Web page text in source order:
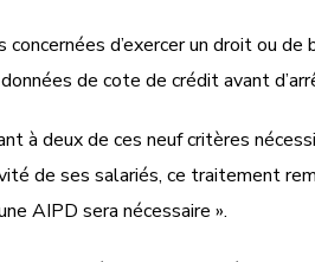
d’exercer un droit ou de
de cote de crédit avant
à deux de ces neuf critères
de ses salariés, ce traitement
AIPD sera nécessaire ».